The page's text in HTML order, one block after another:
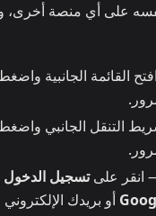
القائمة الجانبية
التنقل الجانبي
انقر علىتسجيل الدخول
أو بريدك